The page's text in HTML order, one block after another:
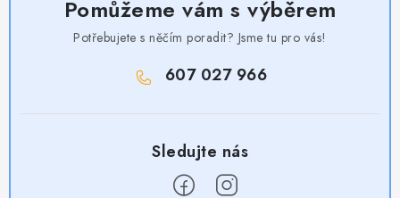
Pomůžeme vám s výběrem
Potřebujete s něčím poradit? Jsme tu pro vás!
607 027 966